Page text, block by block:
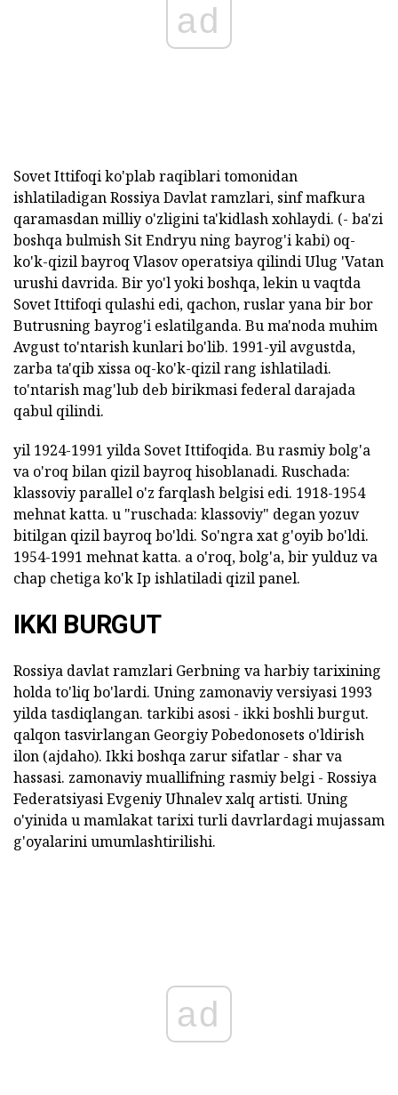
ad
Sovet Ittifoqi ko'plab raqiblari tomonidan
ishlatiladigan Rossiya Davlat ramzlari, sinf mafkura
qaramasdan milliy o'zligini ta'kidlash xohlaydi. (- ba'zi
boshqa bulmish Sit Endryu ning bayrog'i kabi) oq-
ko'k-qizil bayroq Vlasov operatsiya qilindi Ulug 'Vatan
urushi davrida. Bir yo'l yoki boshqa, lekin u vaqtda
Sovet Ittifoqi qulashi edi, qachon, ruslar yana bir bor
Butrusning bayrog'i eslatilganda. Bu ma'noda muhim
Avgust to'ntarish kunlari bo'lib. 1991-yil avgustda,
zarba ta'qib xissa oq-ko'k-qizil rang ishlatiladi.
to'ntarish mag'lub deb birikmasi federal darajada
qabul qilindi.
yil 1924-1991 yilda Sovet Ittifoqida. Bu rasmiy bolg'a
va o'roq bilan qizil bayroq hisoblanadi. Ruschada:
klassoviy parallel o'z farqlash belgisi edi. 1918-1954
mehnat katta. u "ruschada: klassoviy" degan yozuv
bitilgan qizil bayroq bo'ldi. So'ngra xat g'oyib bo'ldi.
1954-1991 mehnat katta. a o'roq, bolg'a, bir yulduz va
chap chetiga ko'k Ip ishlatiladi qizil panel.
IKKI BURGUT
Rossiya davlat ramzlari Gerbning va harbiy tarixining
holda to'liq bo'lardi. Uning zamonaviy versiyasi 1993
yilda tasdiqlangan. tarkibi asosi - ikki boshli burgut.
qalqon tasvirlangan Georgiy Pobedonosets o'ldirish
ilon (ajdaho). Ikki boshqa zarur sifatlar - shar va
hassasi. zamonaviy muallifning rasmiy belgi - Rossiya
Federatsiyasi Evgeniy Uhnalev xalq artisti. Uning
o'yinida u mamlakat tarixi turli davrlardagi mujassam
g'oyalarini umumlashtirilishi.
ad